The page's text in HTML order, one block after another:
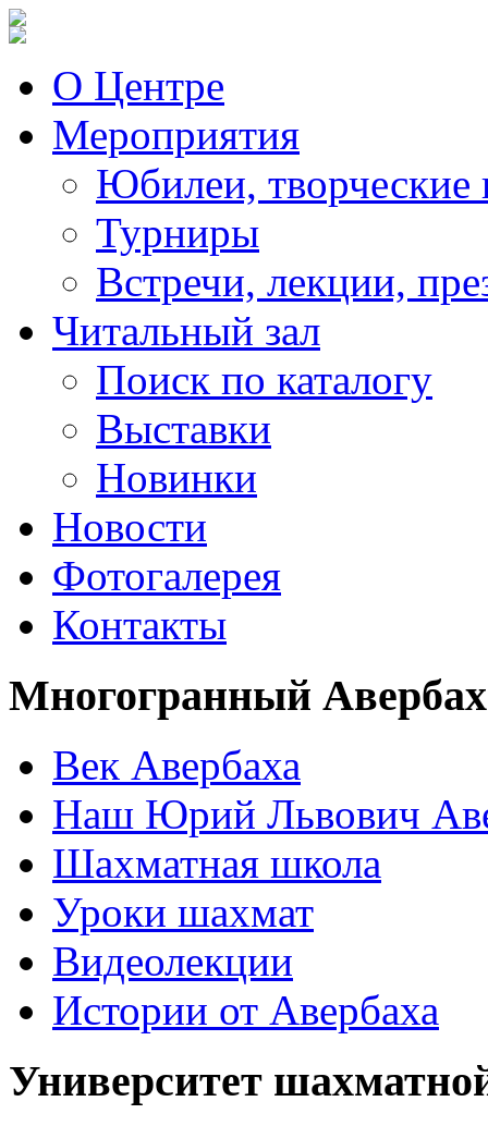
О Центре
Мероприятия
Юбилеи, творческие
Турниры
Встречи, лекции,
Читальный зал
Поиск по каталогу
Выставки
Новинки
Новости
Фотогалерея
Контакты
Многогранный Авербах
Век Авербаха
Наш Юрий Львович
Шахматная школа
Уроки шахмат
Видеолекции
Истории от Авербаха
Университет